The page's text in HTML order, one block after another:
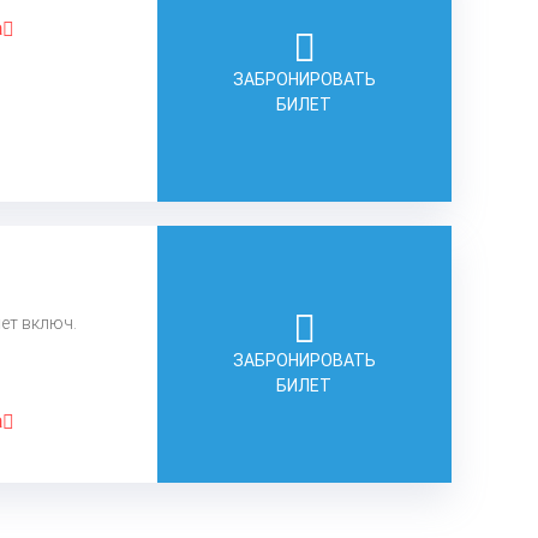
ЗАБРОНИРОВАТЬ
БИЛЕТ
включ.
ЗАБРОНИРОВАТЬ
БИЛЕТ